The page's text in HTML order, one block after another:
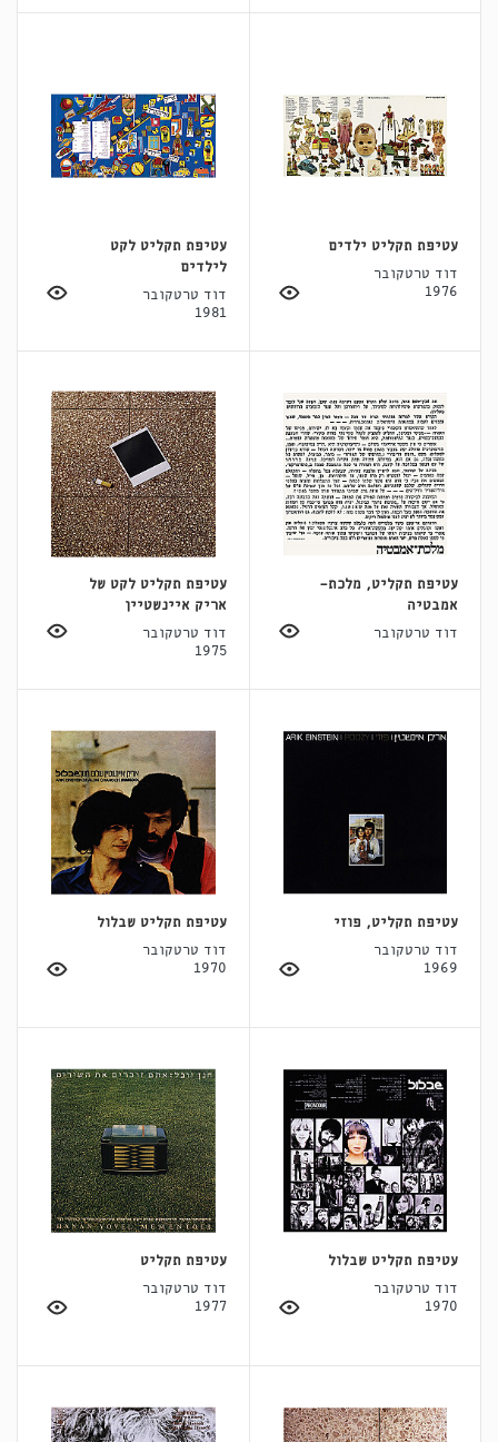
עטיפת תקליט ילדים
דוד טרטקובר
1976
עטיפת תקליט לקט
לילדים
דוד טרטקובר
1981
עטיפת תקליט, מלכת-
אמבטיה
דוד טרטקובר
עטיפת תקליט לקט של
אריק איינשטיין
דוד טרטקובר
1975
עטיפת תקליט, פוזי
דוד טרטקובר
1969
עטיפת תקליט שבלול
דוד טרטקובר
1970
עטיפת תקליט שבלול
דוד טרטקובר
1970
עטיפת תקליט
דוד טרטקובר
1977